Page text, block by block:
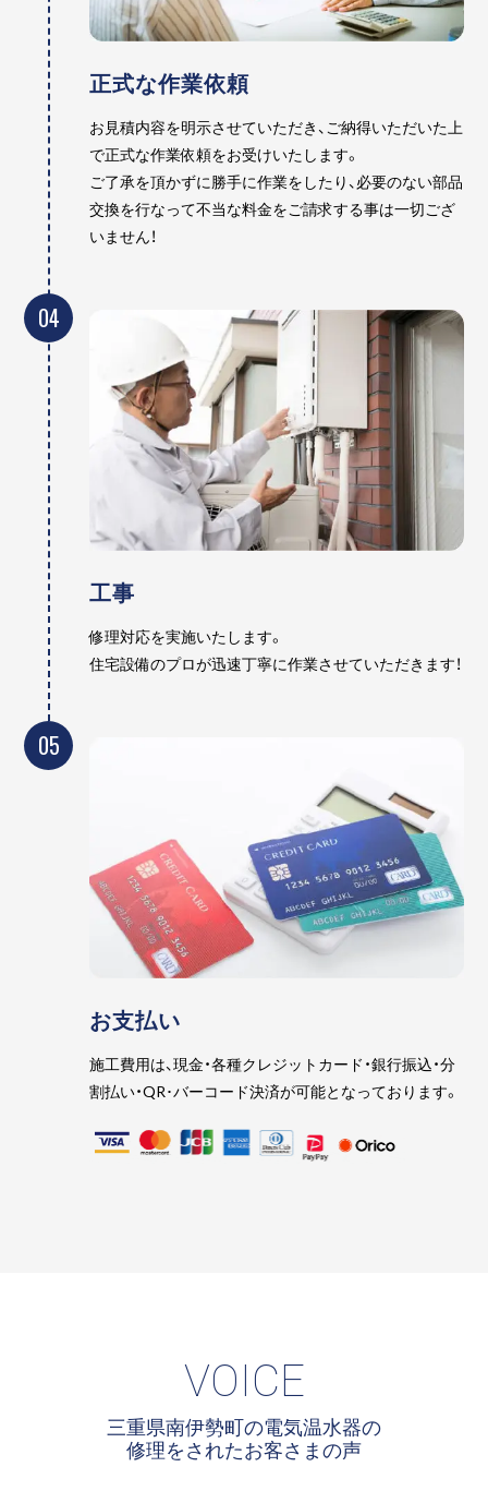
正式な作業依頼
お見積内容を明示させていただき、ご納得いただいた上
で正式な作業依頼をお受けいたします。
ご了承を頂かずに勝手に作業をしたり、必要のない部品
交換を行なって不当な料金をご請求する事は一切ござ
いません！
04
工事
修理対応を実施いたします。
住宅設備のプロが迅速丁寧に作業させていただきます！
05
お支払い
施工費用は、現金・各種クレジットカード・銀行振込・分
割払い・QR･バーコード決済が可能となっております。
VOICE
三重県南伊勢町の電気温水器の
修理をされたお客さまの声